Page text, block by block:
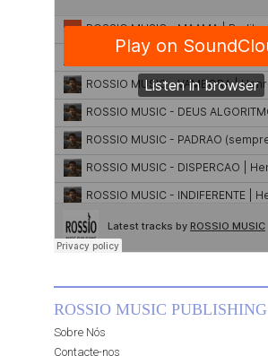
ROSSIO MUSIC PUBLISHING
Sobre Nós
Contacte-nos